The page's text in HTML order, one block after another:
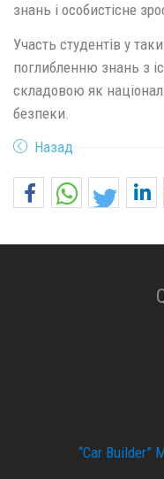
знань і особистісне
Участь студентів у
поглибленню знань з
складовою як
безпеки.
Назад
“Car Builder”